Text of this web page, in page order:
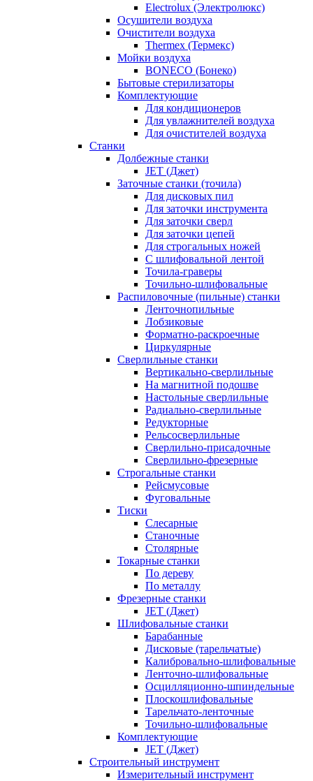
Electrolux (Электролюкс)
Осушители воздуха
Очистители воздуха
Thermex (Термекс)
Мойки воздуха
BONECO (Бонеко)
Бытовые стерилизаторы
Комплектующие
Для кондиционеров
Для увлажнителей воздуха
Для очистителей воздуха
Станки
Долбежные станки
JET (Джет)
Заточные станки (точила)
Для дисковых пил
Для заточки инструмента
Для заточки сверл
Для заточки цепей
Для строгальных ножей
С шлифовальной лентой
Точила-граверы
Точильно-шлифовальные
Распиловочные (пильные) станки
Ленточнопильные
Лобзиковые
Форматно-раскроечные
Циркулярные
Сверлильные станки
Вертикально-сверлильные
На магнитной подошве
Настольные сверлильные
Радиально-сверлильные
Редукторные
Рельсосверлильные
Сверлильно-присадочные
Сверлильно-фрезерные
Строгальные станки
Рейсмусовые
Фуговальные
Тиски
Слесарные
Станочные
Столярные
Токарные станки
По дереву
По металлу
Фрезерные станки
JET (Джет)
Шлифовальные станки
Барабанные
Дисковые (тарельчатые)
Калибровально-шлифовальные
Ленточно-шлифовальные
Осцилляционно-шпиндельные
Плоскошлифовальные
Тарельчато-ленточные
Точильно-шлифовальные
Комплектующие
JET (Джет)
Строительный инструмент
Измерительный инструмент